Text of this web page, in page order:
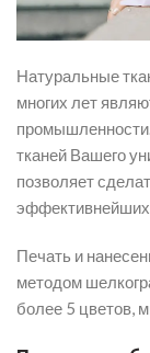
Натуральные
многих лет
тканей Вашего
позволяет
Печать и
методом
более 5 цветов,